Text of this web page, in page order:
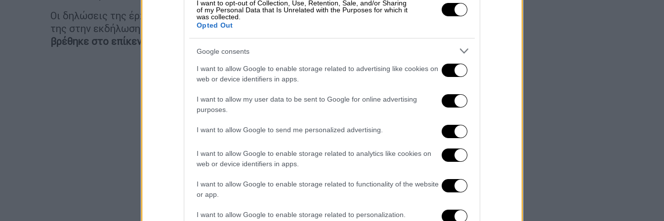
I want to opt-out of Collection, Use, Retention, Sale, and/or Sharing
of my Personal Data that Is Unrelated with the Purposes for which it
was collected.
Opted Out
Google consents
I want to allow Google to enable storage related to advertising like cookies on
web or device identifiers in apps.
I want to allow my user data to be sent to Google for online advertising
purposes.
I want to allow Google to send me personalized advertising.
I want to allow Google to enable storage related to analytics like cookies on
web or device identifiers in apps.
I want to allow Google to enable storage related to functionality of the website
or app.
I want to allow Google to enable storage related to personalization.
Οι δηλώσεις της έρχονται μετά τη συζήτηση που προκλήθηκε από τη συμμετοχή
της στην εκδήλωση παρουσίασης του νέου κόμματος, καθώς
βρέθηκε στο επίκεντρο σεναρίων περί πιθανής πολιτικής δραστηριοποίησης.